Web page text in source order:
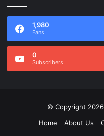
1,980
Fans
0
Subscribers
© Copyright
Home
About Us